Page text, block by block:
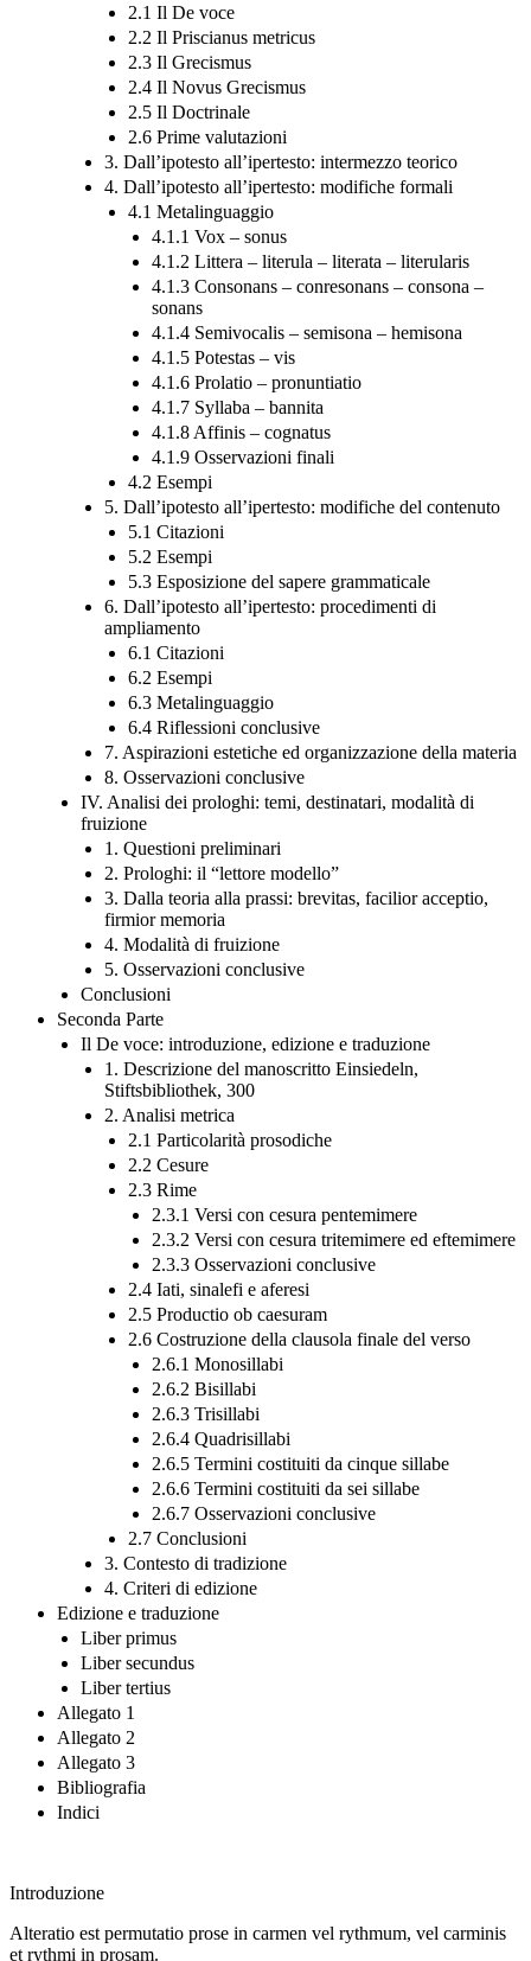
2.1 Il De voce
2.2 Il Priscianus metricus
2.3 Il Grecismus
2.4 Il Novus Grecismus
2.5 Il Doctrinale
2.6 Prime valutazioni
3. Dall’ipotesto all’ipertesto: intermezzo teorico
4. Dall’ipotesto all’ipertesto: modifiche formali
4.1 Metalinguaggio
4.1.1 Vox – sonus
4.1.2 Littera – literula – literata – literularis
4.1.3 Consonans – conresonans – consona –
sonans
4.1.4 Semivocalis – semisona – hemisona
4.1.5 Potestas – vis
4.1.6 Prolatio – pronuntiatio
4.1.7 Syllaba – bannita
4.1.8 Affinis – cognatus
4.1.9 Osservazioni finali
4.2 Esempi
5. Dall’ipotesto all’ipertesto: modifiche del contenuto
5.1 Citazioni
5.2 Esempi
5.3 Esposizione del sapere grammaticale
6. Dall’ipotesto all’ipertesto: procedimenti di
ampliamento
6.1 Citazioni
6.2 Esempi
6.3 Metalinguaggio
6.4 Riflessioni conclusive
7. Aspirazioni estetiche ed organizzazione della materia
8. Osservazioni conclusive
IV. Analisi dei prologhi: temi, destinatari, modalità di
fruizione
1. Questioni preliminari
2. Prologhi: il “lettore modello”
3. Dalla teoria alla prassi: brevitas, facilior acceptio,
firmior memoria
4. Modalità di fruizione
5. Osservazioni conclusive
Conclusioni
Seconda Parte
Il De voce: introduzione, edizione e traduzione
1. Descrizione del manoscritto Einsiedeln,
Stiftsbibliothek, 300
2. Analisi metrica
2.1 Particolarità prosodiche
2.2 Cesure
2.3 Rime
2.3.1 Versi con cesura pentemimere
2.3.2 Versi con cesura tritemimere ed eftemimere
2.3.3 Osservazioni conclusive
2.4 Iati, sinalefi e aferesi
2.5 Productio ob caesuram
2.6 Costruzione della clausola finale del verso
2.6.1 Monosillabi
2.6.2 Bisillabi
2.6.3 Trisillabi
2.6.4 Quadrisillabi
2.6.5 Termini costituiti da cinque sillabe
2.6.6 Termini costituiti da sei sillabe
2.6.7 Osservazioni conclusive
2.7 Conclusioni
3. Contesto di tradizione
4. Criteri di edizione
Edizione e traduzione
Liber primus
Liber secundus
Liber tertius
Allegato 1
Allegato 2
Allegato 3
Bibliografia
Indici
Introduzione
Alteratio est permutatio prose in carmen vel rythmum, vel carminis
et rythmi in prosam.